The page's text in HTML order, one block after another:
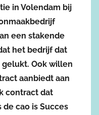
in Volendam bij
een stakende
het bedrijf dat
gelukt. Ook willen
aanbiedt aan
contract dat
cao is Succes